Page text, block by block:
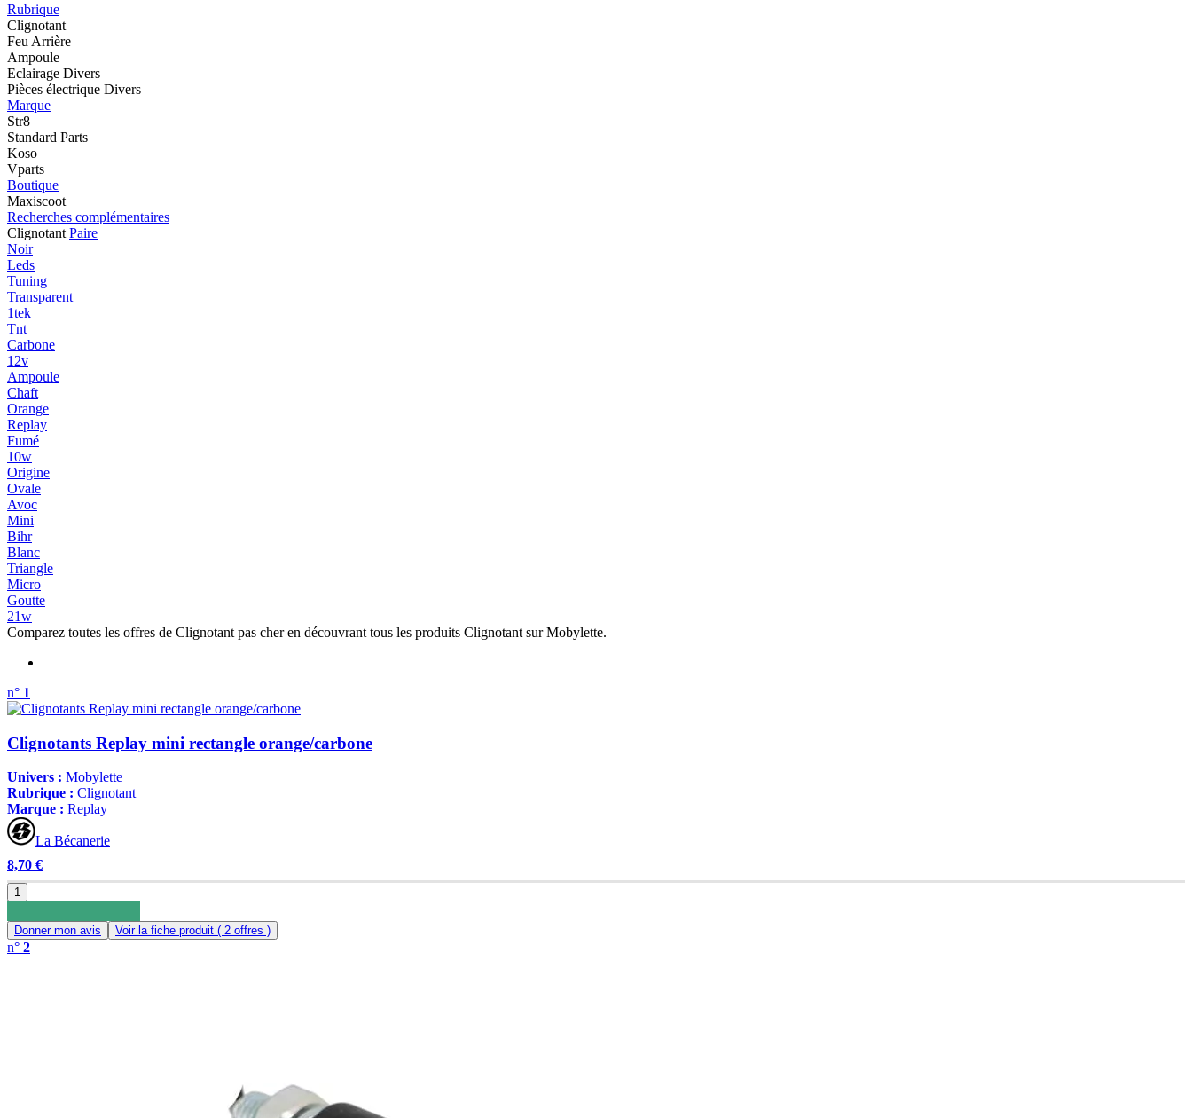
Rubrique
Clignotant
Feu Arrière
Ampoule
Eclairage Divers
Pièces électrique Divers
Marque
Str8
Standard Parts
Koso
Vparts
Boutique
Maxiscoot
Recherches complémentaires
Clignotant Paire
Noir
Leds
Tuning
Transparent
1tek
Tnt
Carbone
12v
Ampoule
Chaft
Orange
Replay
Fumé
10w
Origine
Ovale
Avoc
Mini
Bihr
Blanc
Triangle
Micro
Goutte
21w
Comparez toutes les offres de Clignotant pas cher en découvrant tous les produits Clignotant sur Mobylette.
n° 1
Clignotants Replay mini rectangle orange/carbone
Univers : Mobylette
Rubrique : Clignotant
Marque : Replay
La Bécanerie
8,70 €
1
Donner mon avis Voir la fiche produit ( 2 offres )
n° 2